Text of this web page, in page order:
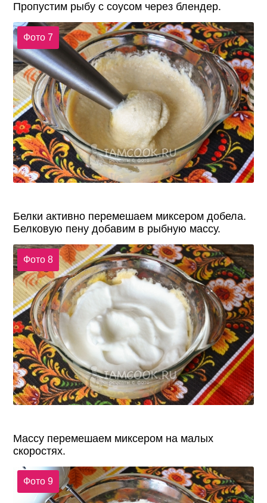
Пропустим рыбу с соусом через блендер.
Фото 7
Белки активно перемешаем миксером добела.
Белковую пену добавим в рыбную массу.
Фото 8
Массу перемешаем миксером на малых
скоростях.
Фото 9